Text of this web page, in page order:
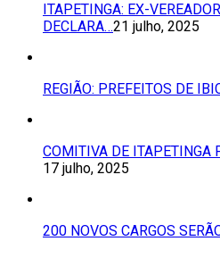
ITAPETINGA: EX-
DECLARA…21 julho, 2025
REGIÃO: PREFEITOS DE
COMITIVA DE ITAPETINGA
17 julho, 2025
200 NOVOS CARGOS